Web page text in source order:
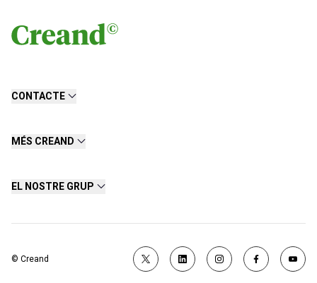
CONTACTE
MÉS CREAND
EL NOSTRE GRUP
© Creand